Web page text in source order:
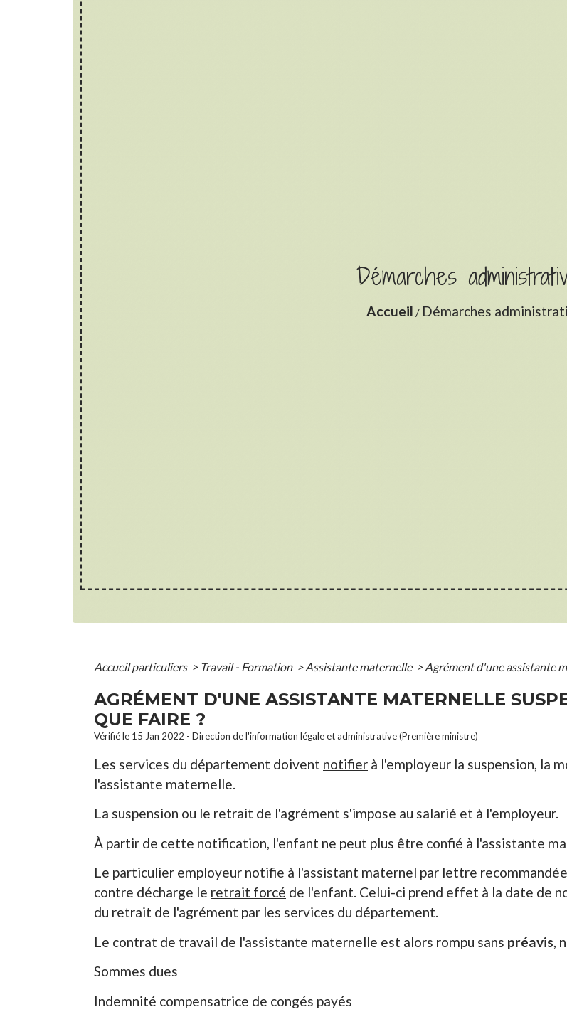
Démarches
Accueil / Démarches
Accueil particuliers > Travail - Formation > Assistante maternelle > Agrément d'une assistante
AGRÉMENT D'UNE ASSISTANTE MATERNELLE
QUE FAIRE ?
Vérifié le 15 Jan 2022 - Direction de l'information légale et administrative (Première ministre)
Les services du département doivent notifier à l'employeur la suspension, la
l'assistante maternelle.
La suspension ou le retrait de l'agrément s'impose au salarié et à l'employeur.
À partir de cette notification, l'enfant ne peut plus être confié à l'assistante
Le particulier employeur notifie à l'assistant maternel par lettre
contre décharge le retrait forcé de l'enfant. Celui-ci prend effet à la date de
du retrait de l'agrément par les services du département.
Le contrat de travail de l'assistante maternelle est alors rompu sans préavis,
Sommes dues
Indemnité compensatrice de congés payés